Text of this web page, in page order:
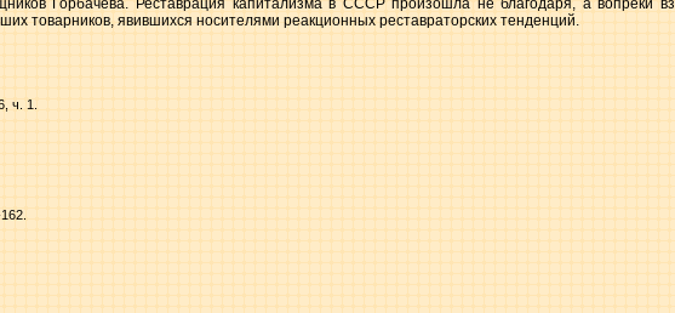
Горбачева. Реставрация капитализма в СССР произошла не благодаря, а вопреки
товарников, явившихся носителями реакционных реставраторских тенденций.
ч. 1.